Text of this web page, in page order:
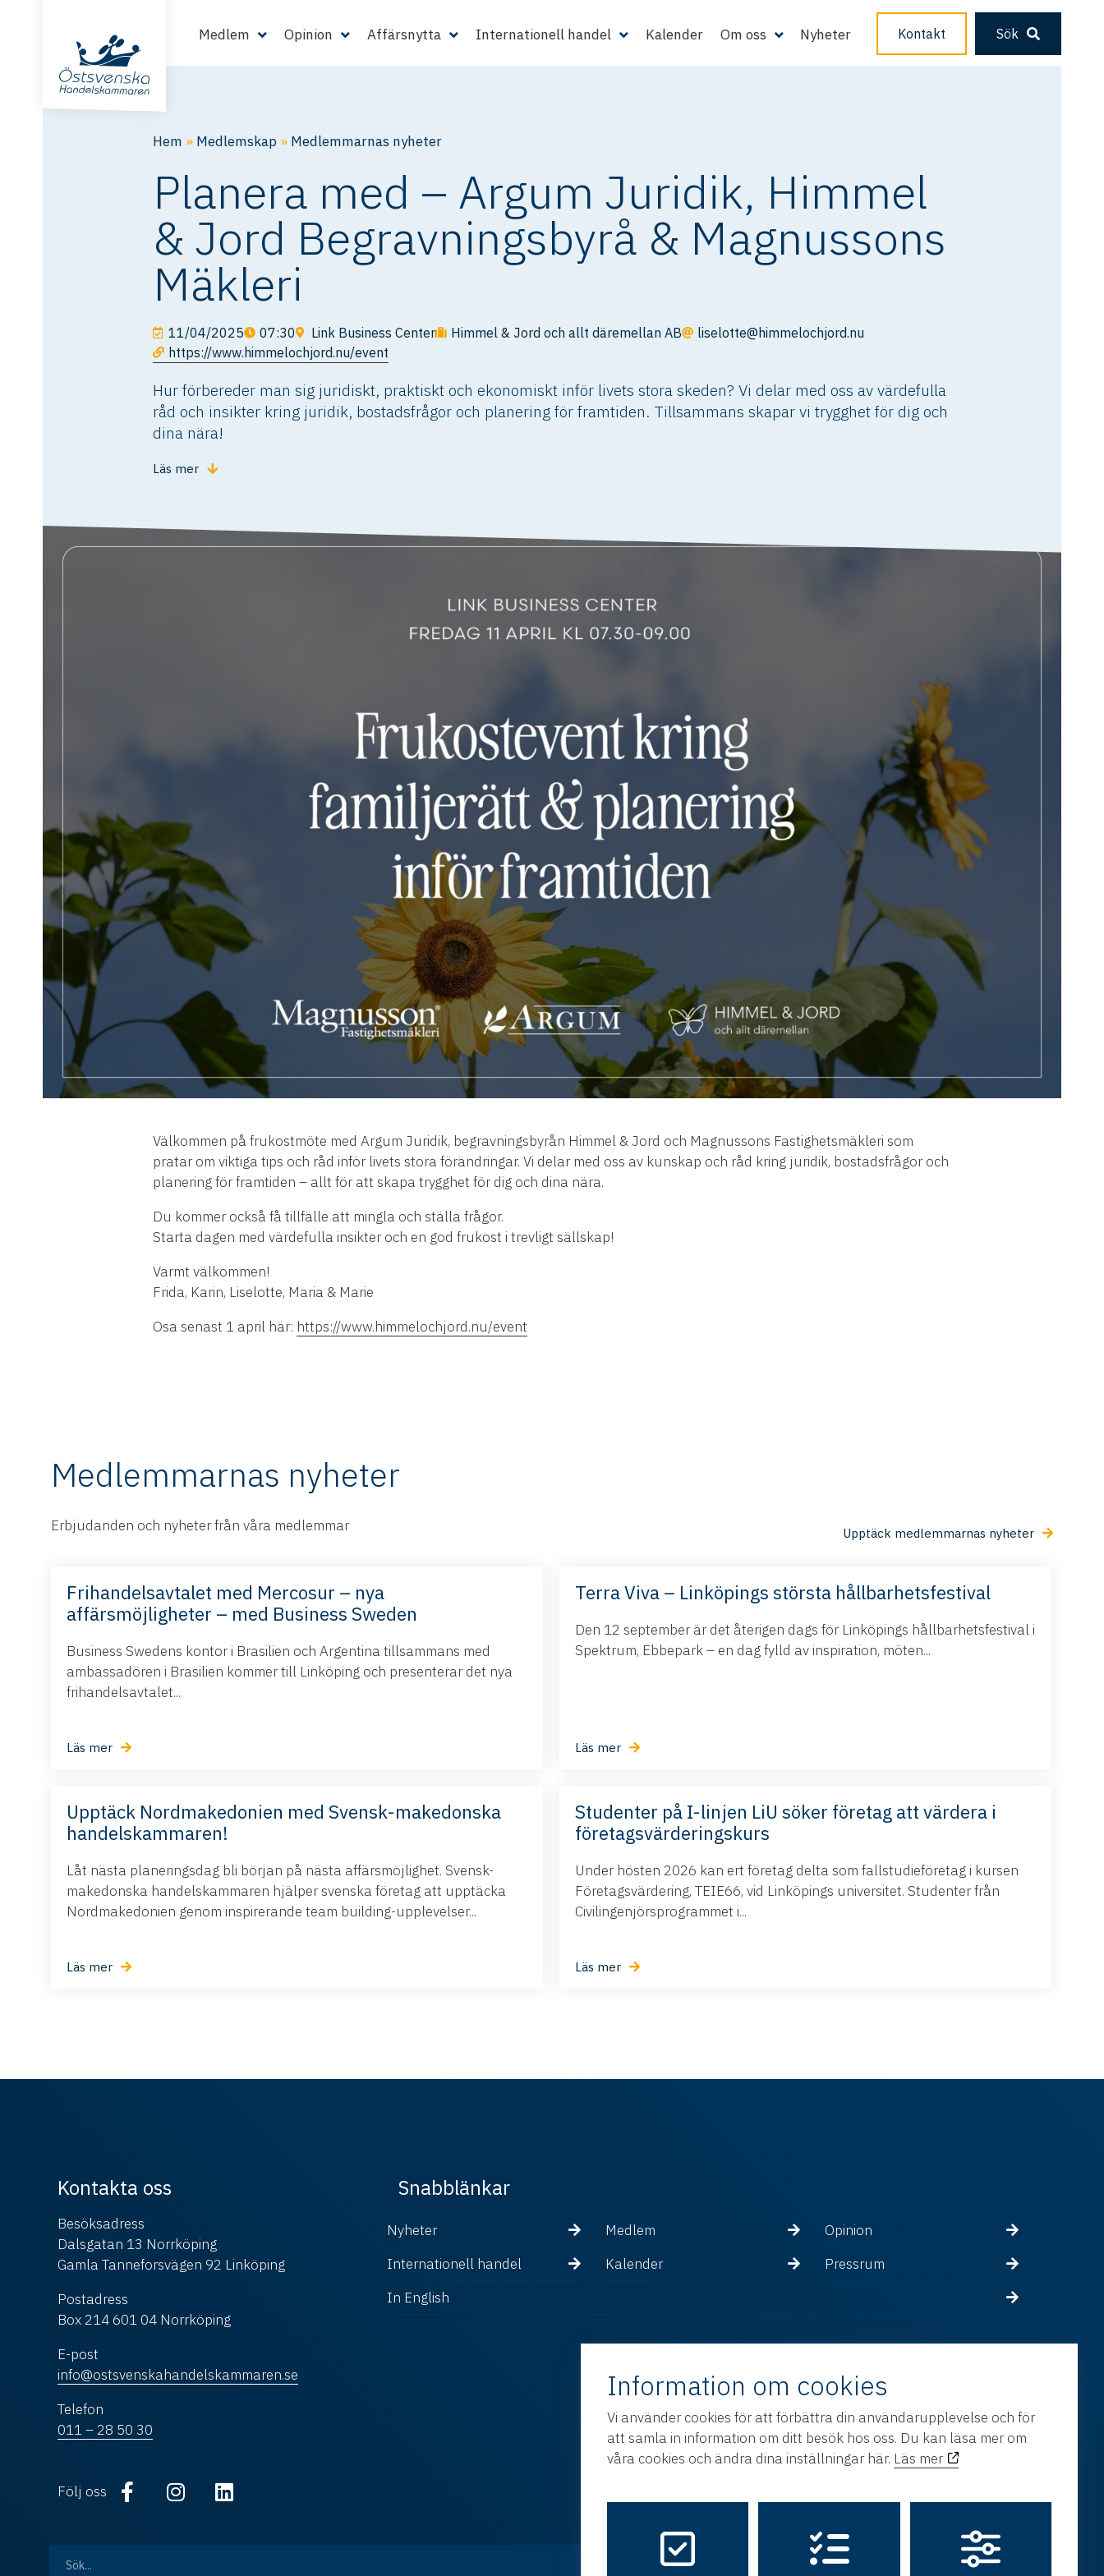
Medlem Opinion Affärsnytta Internationell handel Kalender Om oss Nyheter Kontakt Sök
Hem » Medlemskap » Medlemmarnas nyheter
Planera med – Argum Juridik, Himmel
& Jord Begravningsbyrå & Magnussons
Mäkleri
11/04/2025 07:30 Link Business Center Himmel & Jord och allt däremellan AB
liselotte@himmelochjord.nu
https://www.himmelochjord.nu/event
Hur förbereder man sig juridiskt, praktiskt och ekonomiskt inför livets stora skeden? Vi delar med oss av värdefulla
råd och insikter kring juridik, bostadsfrågor och planering för framtiden. Tillsammans skapar vi trygghet för dig och
dina nära!
Läs mer
Välkommen på frukostmöte med Argum Juridik, begravningsbyrån Himmel & Jord och Magnussons Fastighetsmäkleri som
pratar om viktiga tips och råd inför livets stora förändringar. Vi delar med oss av kunskap och råd kring juridik, bostadsfrågor och
planering för framtiden – allt för att skapa trygghet för dig och dina nära.
Du kommer också få tillfälle att mingla och ställa frågor.
Starta dagen med värdefulla insikter och en god frukost i trevligt sällskap!
Varmt välkommen!
Frida, Karin, Liselotte, Maria & Marie
Osa senast 1 april här: https://www.himmelochjord.nu/event
Medlemmarnas nyheter
Erbjudanden och nyheter från våra medlemmar Upptäck medlemmarnas nyheter
Frihandelsavtalet med Mercosur – nya
affärsmöjligheter – med Business Sweden
Business Swedens kontor i Brasilien och Argentina tillsammans med
ambassadören i Brasilien kommer till Linköping och presenterar det nya
frihandelsavtalet...
Läs mer
Terra Viva – Linköpings största hållbarhetsfestival
Den 12 september är det återigen dags för Linköpings hållbarhetsfestival i
Spektrum, Ebbepark – en dag fylld av inspiration, möten...
Läs mer
Upptäck Nordmakedonien med Svensk-makedonska
handelskammaren!
Låt nästa planeringsdag bli början på nästa affärsmöjlighet. Svensk-
makedonska handelskammaren hjälper svenska företag att upptäcka
Nordmakedonien genom inspirerande team building-upplevelser...
Läs mer
Studenter på I-linjen LiU söker företag att värdera i
företagsvärderingskurs
Under hösten 2026 kan ert företag delta som fallstudieföretag i kursen
Företagsvärdering, TEIE66, vid Linköpings universitet. Studenter från
Civilingenjörsprogrammet i...
Läs mer
Kontakta oss
Besöksadress
Dalsgatan 13 Norrköping
Gamla Tanneforsvägen 92 Linköping
Postadress
Box 214 601 04 Norrköping
E-post
info@ostsvenskahandelskammaren.se
Telefon
011 – 28 50 30
Följ oss
Snabblänkar
Nyheter Medlem
Opinion
Internationell handel
Kalender
Pressrum
In English
Information om cookies
Vi använder cookies för att förbättra din användarupplevelse och för
att samla in information om ditt besök hos oss. Du kan läsa mer om
våra cookies och ändra dina inställningar här. Läs mer